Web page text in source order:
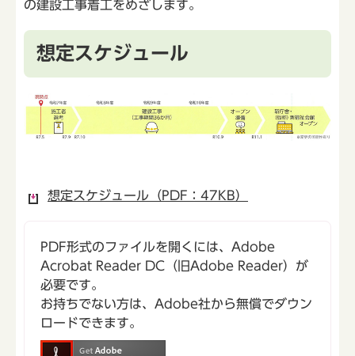
の建設工事着工をめざします。
想定スケジュール
想定スケジュール（PDF：47KB）
PDF形式のファイルを開くには、Adobe
Acrobat Reader DC（旧Adobe Reader）が
必要です。
お持ちでない方は、Adobe社から無償でダウン
ロードできます。